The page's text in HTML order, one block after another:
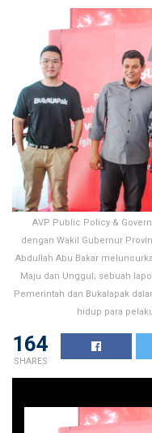
AVP Public Policy &
dengan Wakil Gubernur
Abdullah Abu Bakar
Maju dan Unggul; sebuah
Pemerintah dan Bukalapak
hidup para
164
SHARES